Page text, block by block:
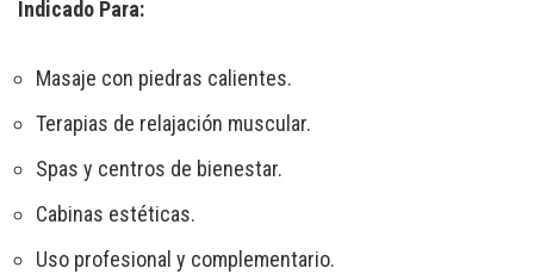
Indicado Para:
Masaje con piedras calientes.
Terapias de relajación muscular.
Spas y centros de bienestar.
Cabinas estéticas.
Uso profesional y complementario.